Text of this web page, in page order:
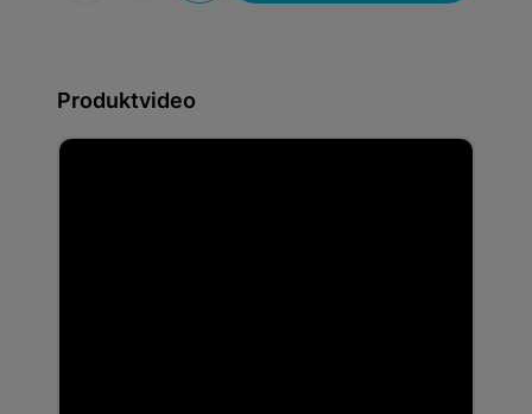
Produktvideo